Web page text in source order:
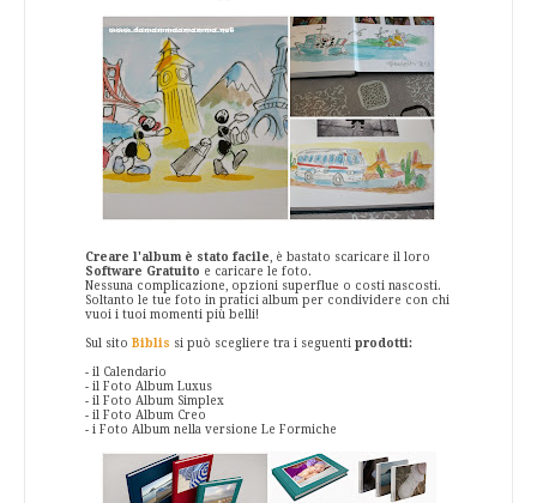
Creare l'album è stato facile , è bastato scaricare il loro
Software Gratuito e caricare le foto.
Nessuna complicazione, opzioni superflue o costi nascosti.
Soltanto le tue foto in pratici album per condividere con chi
vuoi i tuoi momenti più belli!
Sul sito Biblis si può scegliere tra i seguenti prodotti:
- il Calendario
- il Foto Album Luxus
- il Foto Album Simplex
- il Foto Album Creo
- i Foto Album nella versione Le Formiche